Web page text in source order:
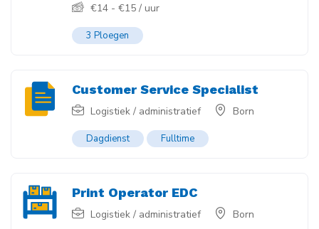
€14 - €15 / uur
3 Ploegen
Customer Service Specialist
Logistiek / administratief Born
Dagdienst Fulltime
Print Operator EDC
Logistiek / administratief Born